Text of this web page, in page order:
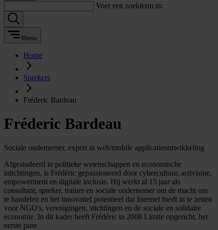
Voer een zoekterm in:
Menu
Home
Sprekers
Fréderic Bardeau
Fréderic Bardeau
Sociale ondernemer, expert in web/mobile applicatieontwikkeling
Afgestudeerd in politieke wetenschappen en economische
inlichtingen, is Frédéric gepassioneerd door cybercultuur, activisme,
empowerment en digitale inclusie. Hij werkt al 15 jaar als
consultant, spreker, trainer en sociale ondernemer om de macht om
te handelen en het innovatief potentieel dat Internet biedt in te zetten
voor NGO's, verenigingen, stichtingen en de sociale en solidaire
economie. In dit kader heeft Frédéric in 2008 Limite opgericht, het
eerste pure